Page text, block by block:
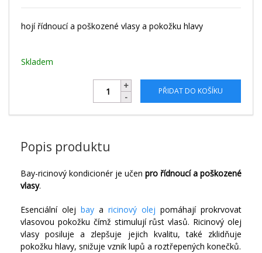
hojí řídnoucí a poškozené vlasy a pokožku hlavy
Skladem
PŘIDAT DO KOŠÍKU
Popis produktu
Bay-ricinový kondicionér je učen pro řídnoucí a poškozené
vlasy.
Esenciální olej bay a ricinový olej pomáhají prokrvovat
vlasovou pokožku čímž stimulují růst vlasů. Ricinový olej
vlasy posiluje a zlepšuje jejich kvalitu, také zklidňuje
pokožku hlavy, snižuje vznik lupů a roztřepených konečků.